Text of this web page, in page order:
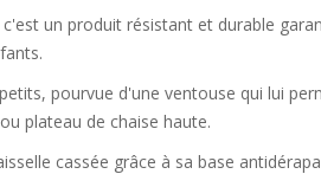
un produit résistant et durable
pourvue d'une ventouse qui lui
plateau de chaise haute.
cassée grâce à sa base